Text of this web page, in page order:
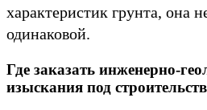
характеристик грунта, она
одинаковой.
Где заказать инженерно-
изыскания под